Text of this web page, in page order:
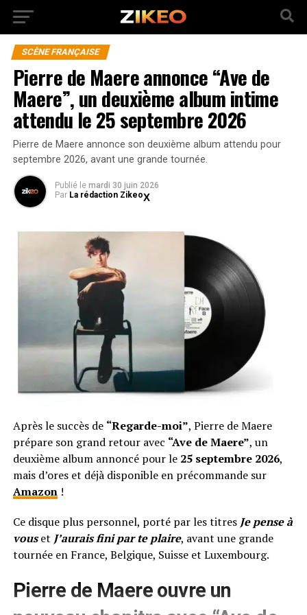
SCÈNE FRANÇAISE
Pierre de Maere annonce “Ave de
Maere”, un deuxième album intime
attendu le 25 septembre 2026
Pierre de Maere annonce son deuxième album attendu pour
septembre 2026, avant une grande tournée.
Publié le mardi 30 juin 2026
Par La rédaction Zikeo
Après le succès de “Regarde-moi”, Pierre de Maere
prépare son grand retour avec “Ave de Maere”, un
deuxième album annoncé pour le 25 septembre 2026,
mais d’ores et déjà disponible en précommande sur
Amazon!
Ce disque plus personnel, porté par les titres Je pense à
vouset J’aurais fini par te plaire, avant une grande
tournée en France, Belgique, Suisse et Luxembourg.
Pierre de Maere ouvre un